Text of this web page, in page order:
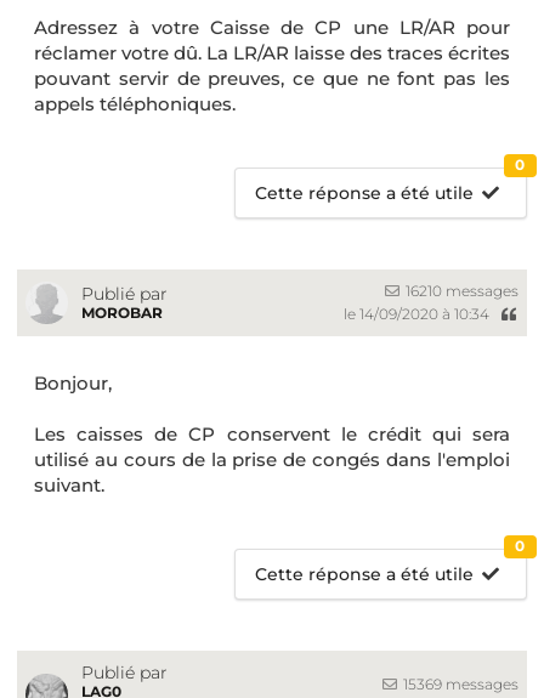
Adressez à votre Caisse de CP une LR/AR pour
réclamer votre dû. La LR/AR laisse des traces écrites
pouvant servir de preuves, ce que ne font pas les
appels téléphoniques.
Cette réponse a été utile
0
Publié par
MOROBAR
16210 messages
le 14/09/2020 à 10:34
Bonjour,
Les caisses de CP conservent le crédit qui sera
utilisé au cours de la prise de congés dans l'emploi
suivant.
Cette réponse a été utile
0
Publié par
LAG0
15369 messages